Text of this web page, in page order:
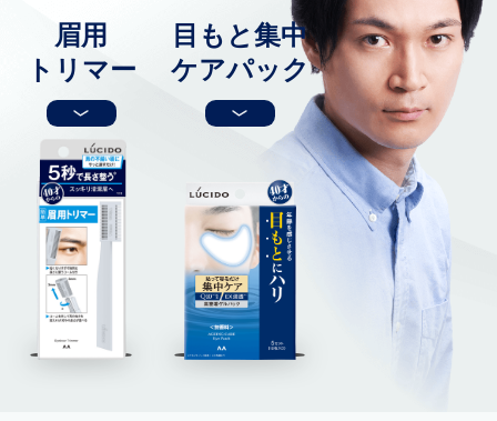
眉用
トリマー
目もと集中
ケアパック